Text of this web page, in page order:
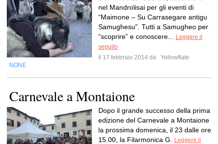
nel Mandrolisai per gli eventi di
“Maimone – Su Carrasegare antigu
Samughesu”. Tutti a Samugheo per
“scoprire” e conoscere...
Leggere il
seguito
Il 17 febbraio 2014 da
Yellowflate
NONE
Carnevale a Montaione
Dopo il grande successo della prima
edizione del Carnevale a Montaione
la prossima domenica, il 23 dalle ore
15.00, la Filarmonica G.
Leggere il